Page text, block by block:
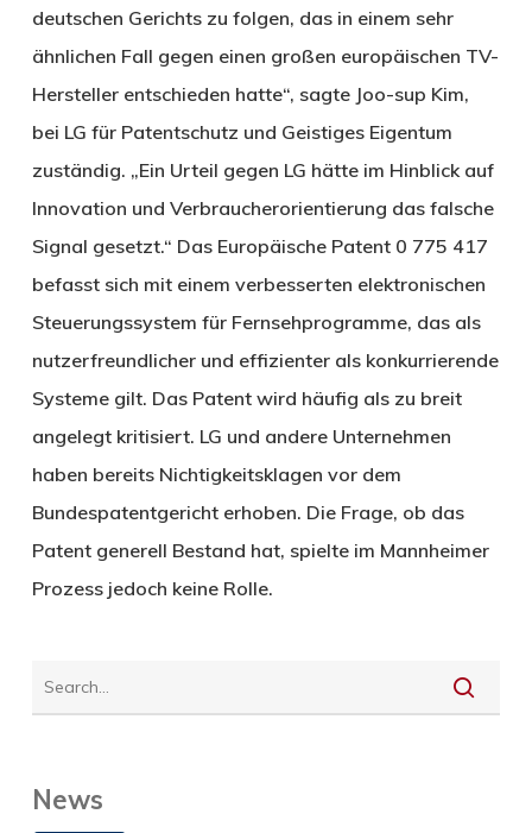
deutschen Gerichts zu folgen, das in einem sehr
ähnlichen Fall gegen einen großen europäischen TV-
Hersteller entschieden hatte“, sagte Joo-sup Kim,
bei LG für Patentschutz und Geistiges Eigentum
zuständig. „Ein Urteil gegen LG hätte im Hinblick auf
Innovation und Verbraucherorientierung das falsche
Signal gesetzt.“ Das Europäische Patent 0 775 417
befasst sich mit einem verbesserten elektronischen
Steuerungssystem für Fernsehprogramme, das als
nutzerfreundlicher und effizienter als konkurrierende
Systeme gilt. Das Patent wird häufig als zu breit
angelegt kritisiert. LG und andere Unternehmen
haben bereits Nichtigkeitsklagen vor dem
Bundespatentgericht erhoben. Die Frage, ob das
Patent generell Bestand hat, spielte im Mannheimer
Prozess jedoch keine Rolle.
News